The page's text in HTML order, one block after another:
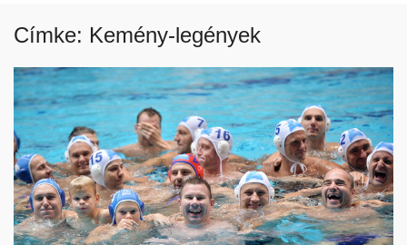
Címke: Kemény-legények